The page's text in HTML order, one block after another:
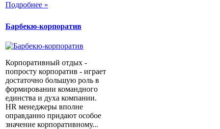
Подробнее »
Барбекю-корпоратив
Корпоративный отдых -
попросту корпоратив - играет
достаточно большую роль в
формировании командного
единства и духа компании.
HR менеджеры вполне
оправданно придают особое
значение корпоративному...